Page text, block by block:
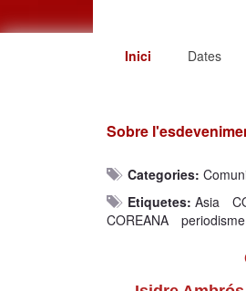
Inici Dates
Sobre
Categories:
Etiquetes: Asia
COREANA
periodisme